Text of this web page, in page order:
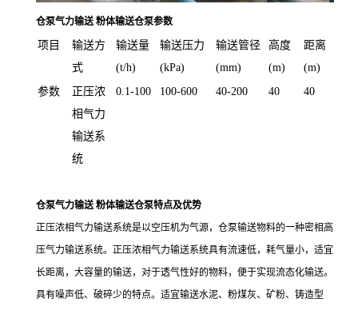
仓泵气力输送 粉体输送仓泵参数
项目
输送方
式
输送量
(t/h)
输送压力
(kPa)
输送管径
(mm)
高度
(m)
距离
(m)
参数
正压浓
相气力
输送系
统
0.1-100 100-600 40-200 40 40
仓泵气力输送 粉体输送仓泵特点及优势
正压浓相气力输送系统是以空压机为气源，仓泵输送物料的一种密相高
压气力输送系统。正压浓相气力输送系统具有流速低，耗气量小，适宜
长距离，大容量的输送，对于透气性好的物料，便于实现流态化输送。
具有噪声低、破碎少的特点。适宜输送水泥、粉煤灰、矿粉、铸造型